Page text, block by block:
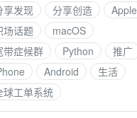
享发现
分享创造
Apple
场话题
macOS
带症候群
Python
推广
Android
生活
球工单系统